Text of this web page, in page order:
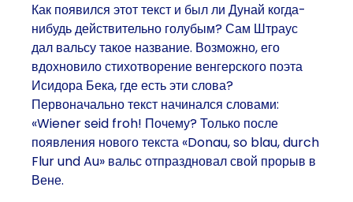
Как появился этот текст и был ли Дунай когда-
нибудь действительно голубым? Сам Штраус
дал вальсу такое название. Возможно, его
вдохновило стихотворение венгерского поэта
Исидора Бека, где есть эти слова?
Первоначально текст начинался словами:
«Wiener seid froh! Почему? Только после
появления нового текста «Donau, so blau, durch
Flur und Au» вальс отпраздновал свой прорыв в
Вене.